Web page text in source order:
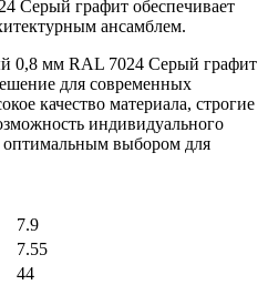
Серый графит обеспечивает
ансамблем.
0,8 мм RAL 7024 Серый графит
для современных
качество материала, строгие
индивидуального
оптимальным выбором для
7.9
7.55
44